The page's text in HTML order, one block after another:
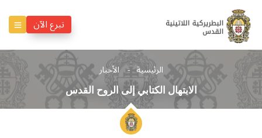
تبرع الآن
الرئيسية الأخبار
الابتهال الكتابي إلى الروح القدس